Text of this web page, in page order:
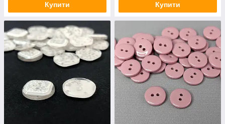
Купити Купити